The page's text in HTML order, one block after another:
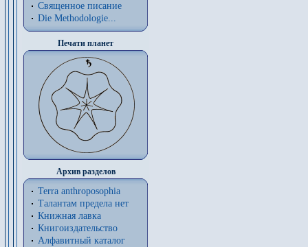
Священное писание
Die Methodologie...
Печати планет
Архив разделов
Terra anthroposophia
Талантам предела нет
Книжная лавка
Книгоиздательство
Алфавитный каталог